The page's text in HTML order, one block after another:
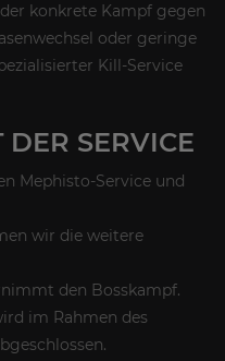
konkrete Kampf gegen
oder geringe
Kill-Service
DER SERVICE
Mephisto-Service und
wir die weitere
den Bosskampf.
im Rahmen des